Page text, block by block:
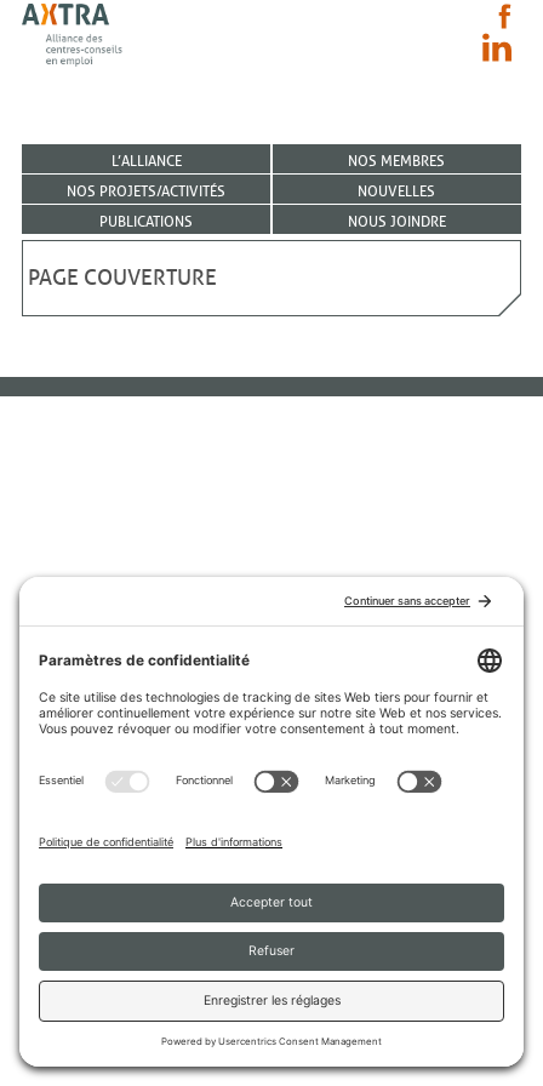
L’ALLIANCE
NOS MEMBRES
NOS PROJETS/ACTIVITÉS
NOUVELLES
PUBLICATIONS
NOUS JOINDRE
PAGE COUVERTURE